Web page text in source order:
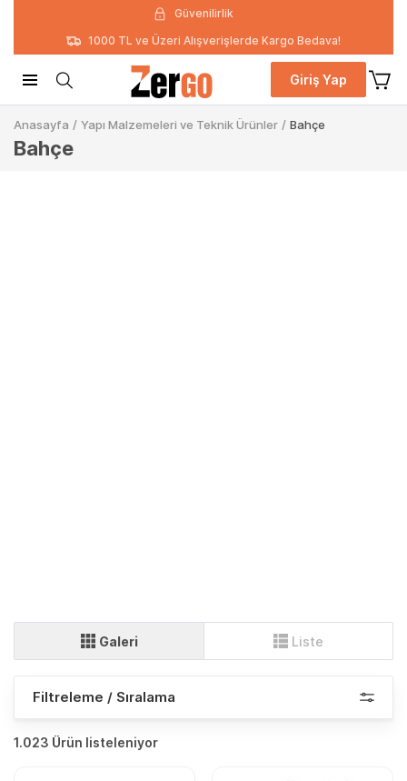
Güvenilirlik
1000 TL ve Üzeri Alışverişlerde Kargo Bedava!
Giriş Yap
Anasayfa / Yapı Malzemeleri ve Teknik Ürünler / Bahçe
Bahçe
Galeri Liste
Filtreleme / Sıralama
1.023 Ürün listeleniyor